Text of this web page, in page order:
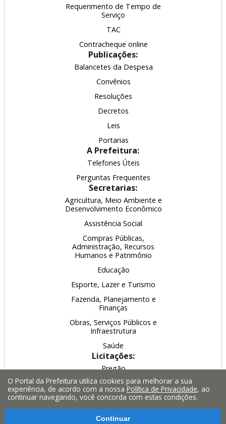
Requerimento de Tempo de
Serviço
TAC
Contracheque online
Publicações:
Balancetes da Despesa
Convênios
Resoluções
Decretos
Leis
Portarias
A Prefeitura:
Telefones Úteis
Perguntas Frequentes
Secretarias:
Agricultura, Meio Ambiente e
Desenvolvimento Econômico
Assistência Social
Compras Públicas,
Administração, Recursos
Humanos e Patrimônio
Educação
Esporte, Lazer e Turismo
Fazenda, Planejamento e
Finanças
Obras, Serviços Públicos e
Infraestrutura
Saúde
Licitações:
Pregão
Leilão
Inexigibilidade
Dispensa
O Portal da Prefeitura utiliza cookies para melhorar a sua
experiência, de acordo com a nossaPolítica de Privacidade, ao
continuar navegando, você concorda com estas condições.
Continuar